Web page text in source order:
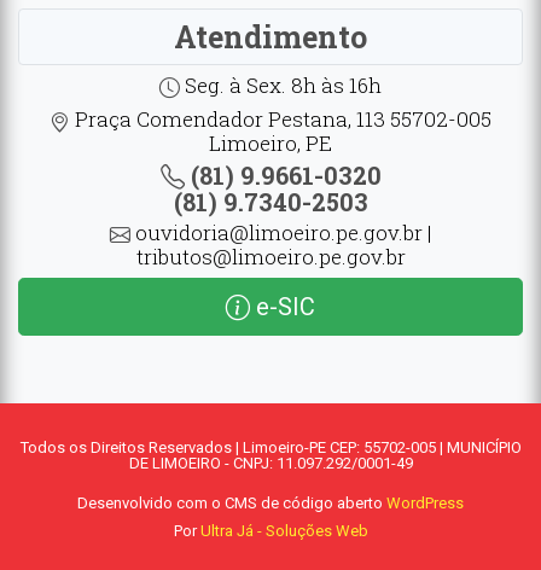
Atendimento
Seg. à Sex. 8h às 16h
Praça Comendador Pestana, 113 55702-005
Limoeiro, PE
(81) 9.9661-0320
(81) 9.7340-2503
ouvidoria@limoeiro.pe.gov.br |
tributos@limoeiro.pe.gov.br
e-SIC
Todos os Direitos Reservados | Limoeiro-PE CEP: 55702-005 | MUNICÍPIO
DE LIMOEIRO - CNPJ: 11.097.292/0001-49
Desenvolvido com o CMS de código aberto WordPress
PorUltra Já - Soluções Web